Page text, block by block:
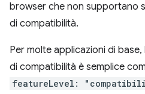
browser che non supportano
di compatibilità.
Per molte applicazioni di
di compatibilità è semplice
featureLevel: